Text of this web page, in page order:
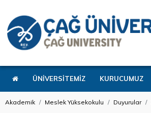
ÜNİVERSİTEMİZ KURUCUMUZ
Akademik Meslek Yüksekokulu Duyurular